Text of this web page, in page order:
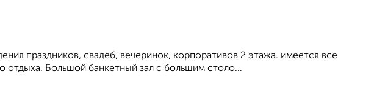
праздников, свадеб, вечеринок, корпоративов 2 этажа. имеется все
Большой банкетный зал с большим столо...